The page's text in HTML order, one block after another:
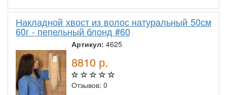
Накладной хвост из волос натуральный 50см
60г - пепельный блонд #60
Артикул: 4625
8810 р.
Отзывов: 0